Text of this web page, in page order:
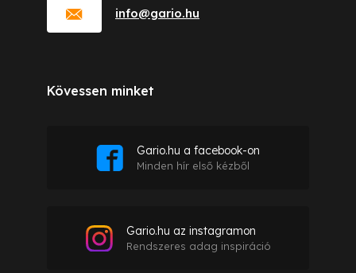
info@gario.hu
Kövessen minket
Gario.hu a facebook-on
Minden hír első kézből
Gario.hu az instagramon
Rendszeres adag inspiráció